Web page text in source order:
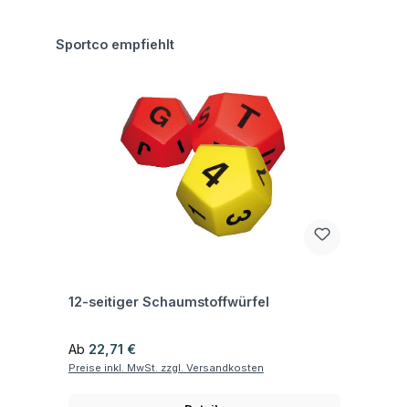
Produktgalerie überspringen
Sportco empfiehlt
12-seitiger Schaumstoffwürfel
Regulärer Preis:
Ab 22,71 €
Preise inkl. MwSt. zzgl. Versandkosten